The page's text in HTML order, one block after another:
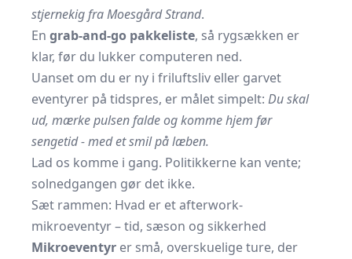
stjernekig fra Moesgård Strand.
En grab-and-go pakkeliste, så rygsækken er
klar, før du lukker computeren ned.
Uanset om du er ny i friluftsliv eller garvet
eventyrer på tidspres, er målet simpelt: Du skal
ud, mærke pulsen falde og komme hjem før
sengetid - med et smil på læben.
Lad os komme i gang. Politikkerne kan vente;
solnedgangen gør det ikke.
Sæt rammen: Hvad er et afterwork-
mikroeventyr – tid, sæson og sikkerhed
Mikroeventyr er små, overskuelige ture, der